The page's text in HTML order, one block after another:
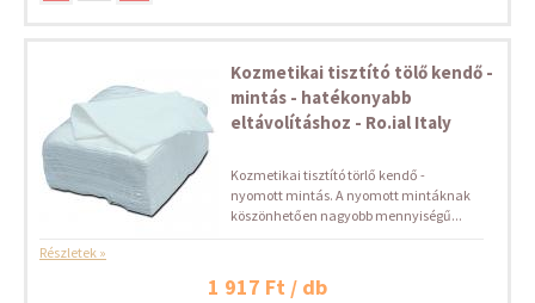
Kozmetikai tisztító tölő kendő -
mintás - hatékonyabb
eltávolításhoz - Ro.ial Italy
Kozmetikai tisztító törlő kendő -
nyomott mintás. A nyomott mintáknak
köszönhetően nagyobb mennyiségű...
Részletek »
1 917 Ft / db